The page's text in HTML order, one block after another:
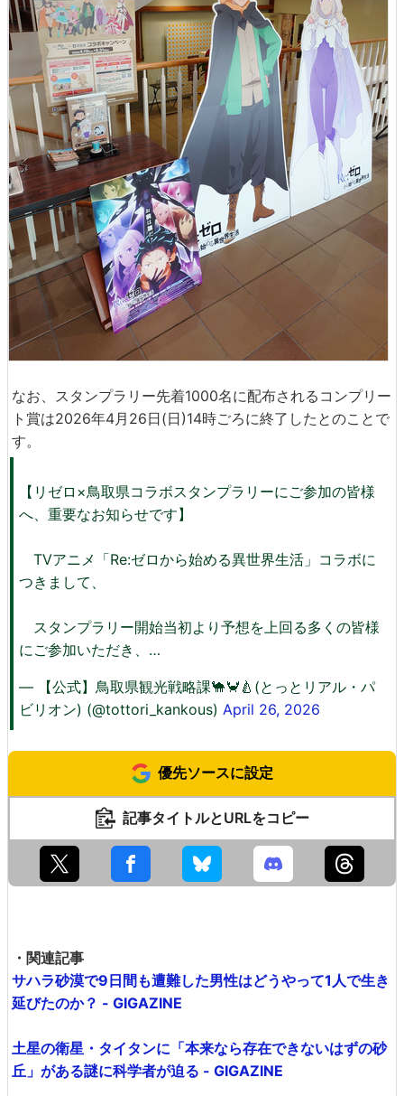
なお、スタンプラリー先着1000名に配布されるコンプリー
ト賞は2026年4月26日(日)14時ごろに終了したとのことで
す。
【リゼロ×鳥取県コラボスタンプラリーにご参加の皆様
へ、重要なお知らせです】
TVアニメ「Re:ゼロから始める異世界生活」コラボに
つきまして、
スタンプラリー開始当初より予想を上回る多くの皆様
にご参加いただき、…
— 【公式】鳥取県観光戦略課🐪🦀🍐(とっとリアル・パ
ビリオン) (@tottori_kankous) April 26, 2026
優先ソースに設定
記事タイトルとURLをコピー
・関連記事
サハラ砂漠で9日間も遭難した男性はどうやって1人で生き
延びたのか？ - GIGAZINE
土星の衛星・タイタンに「本来なら存在できないはずの砂
丘」がある謎に科学者が迫る - GIGAZINE